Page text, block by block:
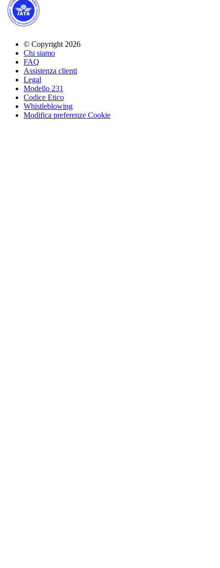
© Copyright 2026
Chi siamo
FAQ
Assistenza clienti
Legal
Modello 231
Codice Etico
Whistleblowing
Modifica preferenze Cookie